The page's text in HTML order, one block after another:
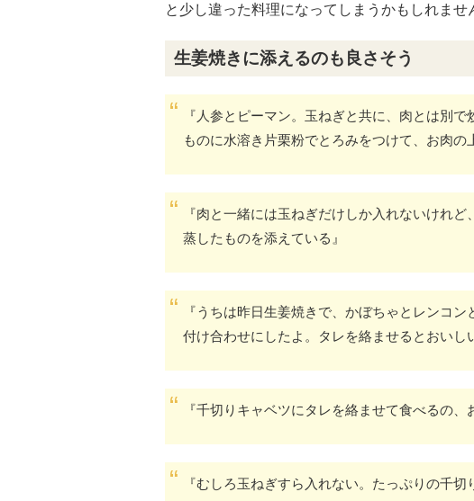
と少し違った料理になってしまうかもしれませ
生姜焼きに添えるのも良さそう
『人参とピーマン。玉ねぎと共に、肉とは別
ものに水溶き片栗粉でとろみをつけて、お肉の
『肉と一緒には玉ねぎだけしか入れないけれ
蒸したものを添えている』
『うちは昨日生姜焼きで、かぼちゃとレンコン
付け合わせにしたよ。タレを絡ませるとおいし
『千切りキャベツにタレを絡ませて食べるの、
『むしろ玉ねぎすら入れない。たっぷりの千